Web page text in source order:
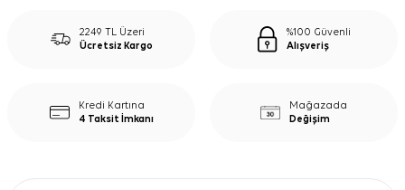
2249 TL Üzeri
Ücretsiz Kargo
%100 Güvenli
Alışveriş
Kredi Kartına
4 Taksit İmkanı
Mağazada
Değişim